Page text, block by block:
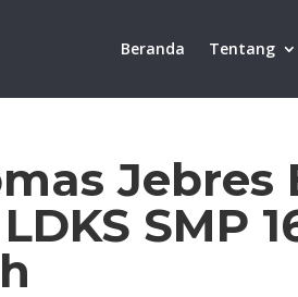
Beranda Tentang
Jebres
SMP